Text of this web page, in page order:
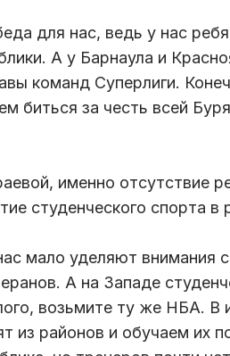
для нас, ведь у нас
А у Барнаула и
команд Суперлиги.
биться за честь всей
именно отсутствие
студенческого спорта в
мало уделяют внимания
А на Западе
возьмите ту же НБА. В
из районов и обучаем их